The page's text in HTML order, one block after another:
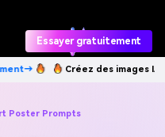
Essayer gratuitement
IA à l’infini. 100 % gratuit!Créer
Poster Prompts